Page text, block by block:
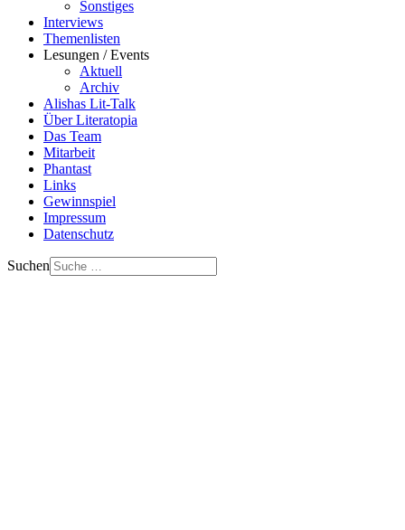
Sonstiges
Interviews
Themenlisten
Lesungen / Events
Aktuell
Archiv
Alishas Lit-Talk
Über Literatopia
Das Team
Mitarbeit
Phantast
Links
Gewinnspiel
Impressum
Datenschutz
Suchen